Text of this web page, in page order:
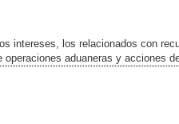
intereses, los relacionados con
operaciones aduaneras y acciones